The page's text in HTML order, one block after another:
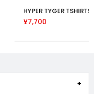
HYPER TYGER
¥7,700